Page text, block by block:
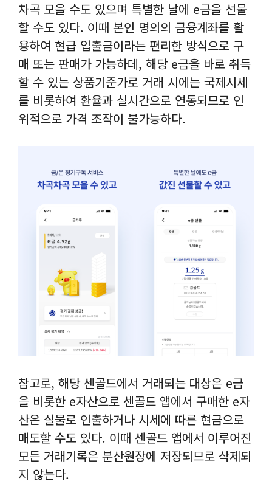
차곡 모을 수도 있으며 특별한 날에 e금을 선물
할 수도 있다. 이때 본인 명의의 금융계좌를 활
용하여 현급 입출금이라는 편리한 방식으로 구
매 또는 판매가 가능하데, 해당 e금을 바로 취득
할 수 있는 상품기준가로 거래 시에는 국제시세
를 비롯하여 환율과 실시간으로 연동되므로 인
위적으로 가격 조작이 불가능하다.
참고로, 해당 센골드에서 거래되는 대상은 e금
을 비롯한 e자산으로 센골드 앱에서 구매한 e자
산은 실물로 인출하거나 시세에 따른 현금으로
매도할 수도 있다. 이때 센골드 앱에서 이루어진
모든 거래기록은 분산원장에 저장되므로 삭제되
지 않는다.